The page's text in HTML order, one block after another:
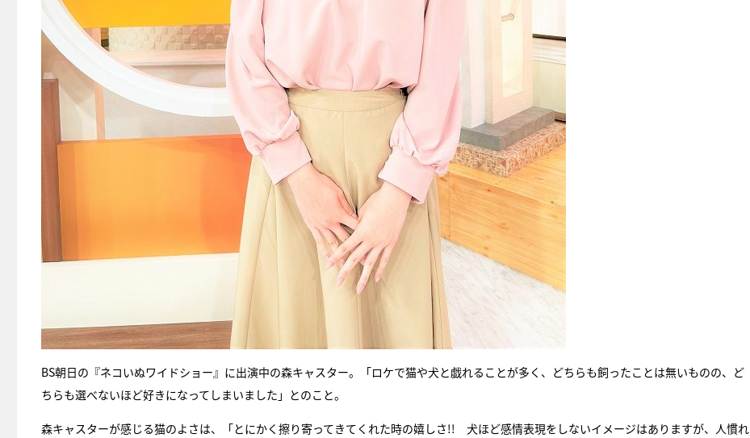
BS朝日の『ネコいぬワイドショー』に出演中の森キャスター。「ロケで猫や犬と戯れることが多く、どちらも飼ったことは無いものの、ど
ちらも選べないほど好きになってしまいました」とのこと。
森キャスターが感じる猫のよさは、「とにかく擦り寄ってきてくれた時の嬉しさ!! 犬ほど感情表現をしないイメージはありますが、人慣れ